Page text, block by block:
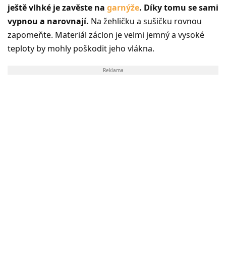
ještě vlhké je zavěste na garnýže. Díky tomu se sami
vypnou a narovnají. Na žehličku a sušičku rovnou
zapomeňte. Materiál záclon je velmi jemný a vysoké
teploty by mohly poškodit jeho vlákna.
Reklama